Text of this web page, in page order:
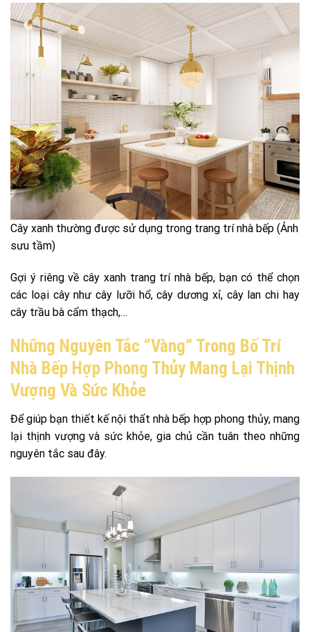
Cây xanh thường được sử dụng trong trang trí nhà bếp (Ảnh
sưu tầm)
Gợi ý riêng về cây xanh trang trí nhà bếp, bạn có thể chọn
các loại cây như cây lưỡi hổ, cây dương xỉ, cây lan chi hay
cây trầu bà cẩm thạch,…
Những Nguyên Tắc “vàng” Trong Bố Trí
Nhà Bếp Hợp Phong Thủy Mang Lại Thịnh
Vượng Và Sức Khỏe
Để giúp bạn thiết kế nội thất nhà bếp hợp phong thủy, mang
lại thịnh vượng và sức khỏe, gia chủ cần tuân theo những
nguyên tắc sau đây.